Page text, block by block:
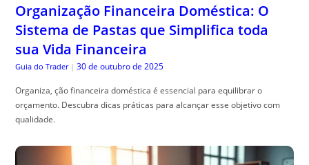
Organização Financeira Doméstica: O
Sistema de Pastas que Simplifica toda
sua Vida Financeira
Guia do Trader | 30 de outubro de 2025
Organiza, ção financeira doméstica é essencial para equilibrar o
orçamento. Descubra dicas práticas para alcançar esse objetivo com
qualidade.